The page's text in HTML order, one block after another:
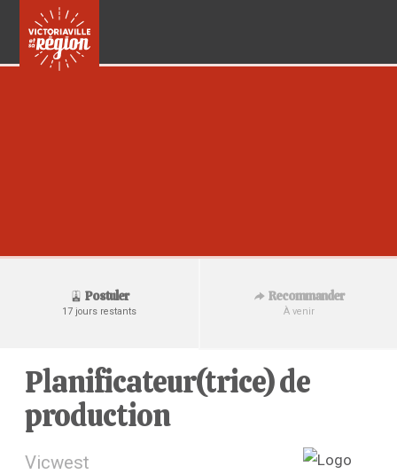
Postuler
17 jours restants
Recommander
À venir
Planificateur(trice) de
production
Vicwest